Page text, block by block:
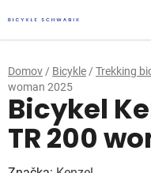
na
obsah
Domov / Bicykle / Trekking
woman 2025
Bicykel
TR 200